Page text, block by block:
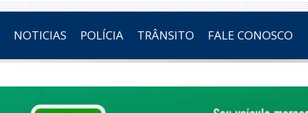
NOTICIAS POLÍCIA TRÂNSITO FALE CONOSCO